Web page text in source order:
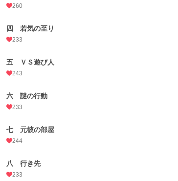
260
四 若気の至り
233
五 ＶＳ遊び人
243
六 謎の行動
233
七 元彼の部屋
244
八 行き先
233